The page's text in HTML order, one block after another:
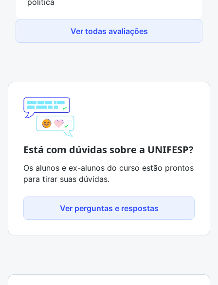
politica
Ver todas avaliações
Está com dúvidas sobre a UNIFESP?
Os alunos e ex-alunos do curso estão prontos
para tirar suas dúvidas.
Ver perguntas e respostas